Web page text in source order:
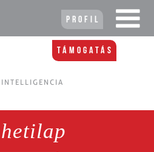
Profil
Támogatás
hetilap